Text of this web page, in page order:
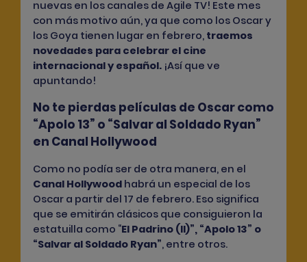
nuevas en los canales de Agile TV! Este mes
con más motivo aún, ya que como los Oscar y
los Goya tienen lugar en febrero, traemos
novedades para celebrar el cine
internacional y español.¡Así que ve
apuntando!
No te pierdas películas de Oscar como
“Apolo 13” o “Salvar al Soldado Ryan”
en Canal Hollywood
Como no podía ser de otra manera, en el
Canal Hollywoodhabrá un especial de los
Oscar a partir del 17 de febrero. Eso significa
que se emitirán clásicos que consiguieron la
estatuilla como “El Padrino (II)”, “Apolo 13” o
“Salvar al Soldado Ryan”, entre otros.